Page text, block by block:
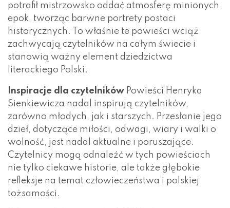
potrafił mistrzowsko oddać atmosferę minionych
epok, tworząc barwne portrety postaci
historycznych. To właśnie te powieści wciąż
zachwycają czytelników na całym świecie i
stanowią ważny element dziedzictwa
literackiego Polski.
Inspiracje dla czytelników Powieści Henryka
Sienkiewicza nadal inspirują czytelników,
zarówno młodych, jak i starszych. Przesłanie jego
dzieł, dotyczące miłości, odwagi, wiary i walki o
wolność, jest nadal aktualne i poruszające.
Czytelnicy mogą odnaleźć w tych powieściach
nie tylko ciekawe historie, ale także głębokie
refleksje na temat człowieczeństwa i polskiej
tożsamości.